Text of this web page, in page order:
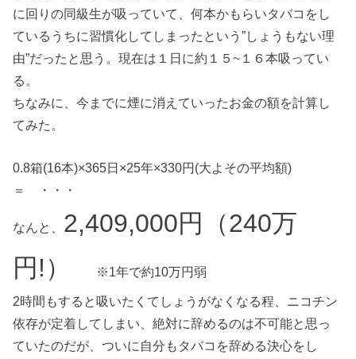
に回りの同級生が吸っていて、何本かもらいタバコをし
ているうちに習慣化してしまったという”しょうもない理
由”だったと思う。現在は１日に約１５~１６本吸ってい
る。
ちなみに、今までに煙に消えていったお金の額を計算し
てみた。
0.8箱(16本)×365日×25年×330円(大よその平均額)
＝ ・・・
なんと、 2,409,000円（240万
円!）
※1年で約10万円弱
2時間もすると吸いたくてしょうがなくなる程、ニコチン
依存が定着してしまい、絶対に辞めるのは不可能と思っ
ていたのだが、ついに自分もタバコを辞める決心をし